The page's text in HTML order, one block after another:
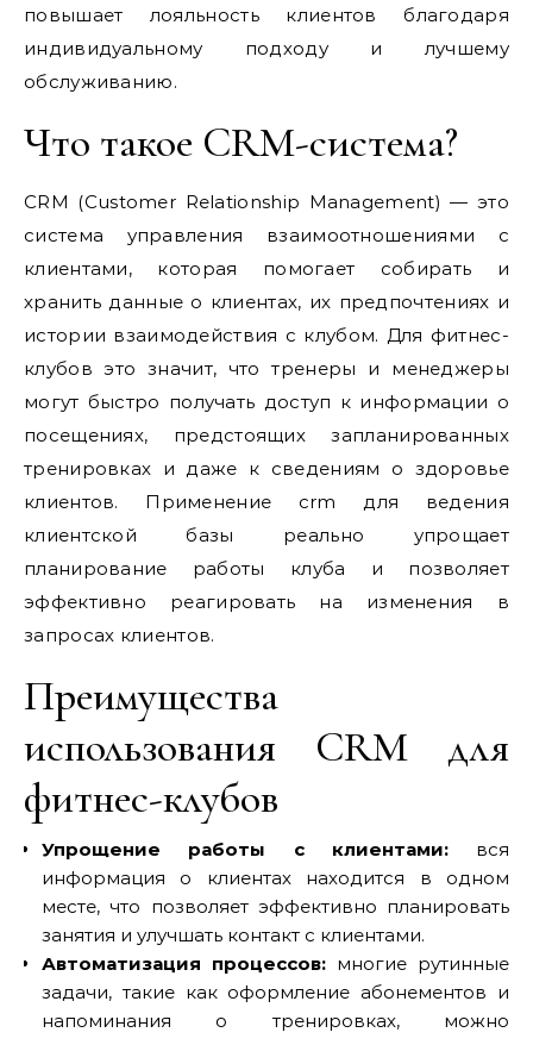
повышает лояльность клиентов благодаря
индивидуальному подходу и лучшему
обслуживанию.
Что такое CRM-система?
CRM (Customer Relationship Management) — это
система управления взаимоотношениями с
клиентами, которая помогает собирать и
хранить данные о клиентах, их предпочтениях и
истории взаимодействия с клубом. Для фитнес-
клубов это значит, что тренеры и менеджеры
могут быстро получать доступ к информации о
посещениях, предстоящих запланированных
тренировках и даже к сведениям о здоровье
клиентов. Применение crm для ведения
клиентской базы реально упрощает
планирование работы клуба и позволяет
эффективно реагировать на изменения в
запросах клиентов.
Преимущества
использования CRM для
фитнес-клубов
Упрощение работы с клиентами:вся
информация о клиентах находится в одном
месте, что позволяет эффективно планировать
занятия и улучшать контакт с клиентами.
Автоматизация процессов: многие рутинные
задачи, такие как оформление абонементов и
напоминания о тренировках, можно